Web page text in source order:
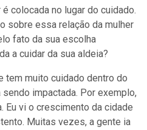
é colocada no lugar do cuidado.
sobre essa relação da mulher
fato da sua escolha
a cuidar da sua aldeia?
tem muito cuidado dentro do
impactada. Por exemplo,
Eu vi o crescimento da cidade
Muitas vezes, a gente ia